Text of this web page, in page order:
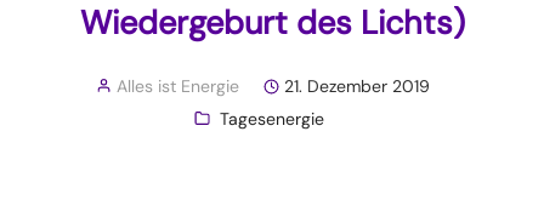
Wiedergeburt des Lichts)
Alles ist Energie
21. Dezember 2019
Tagesenergie